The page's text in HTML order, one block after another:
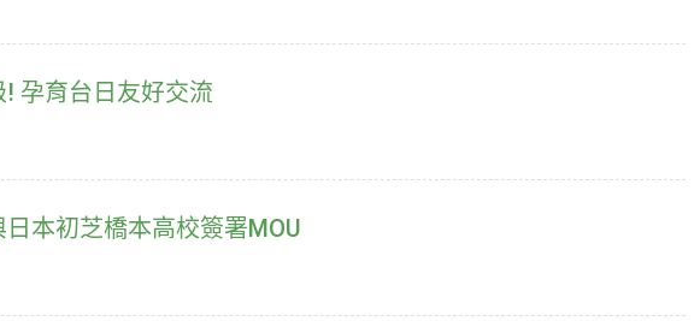
! 孕育台日友好交流
日本初芝橋本高校簽署MOU